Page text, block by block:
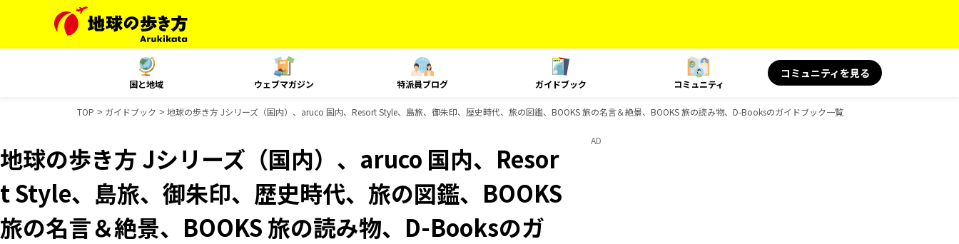
国と地域 ウェブマガジン 特派員ブログ ガイドブック コミュニティ
コミュニティを見る
TOP ガイドブック 地球の歩き方 Jシリーズ（国内）、aruco 国内、Resort Style、島旅、御朱印、歴史時代、旅の図鑑、BOOKS 旅の名言＆絶景、BOOKS 旅の読み物、D-Booksのガイドブック一覧
地球の歩き方 Jシリーズ（国内）、aruco 国内、Resor
t Style、島旅、御朱印、歴史時代、旅の図鑑、BOOKS
旅の名言＆絶景、BOOKS 旅の読み物、D-Booksのガ
AD